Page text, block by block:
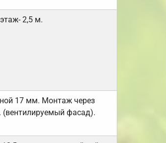
2,5 м.
17 мм. Монтаж через
фасад).